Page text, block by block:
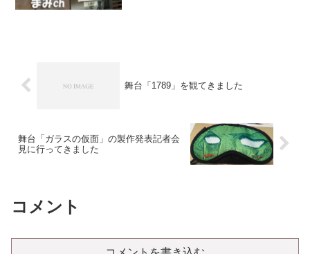
舞台「1789」を観てきました
舞台「ガラスの仮面」の製作発表記者会
見に行ってきました
コメント